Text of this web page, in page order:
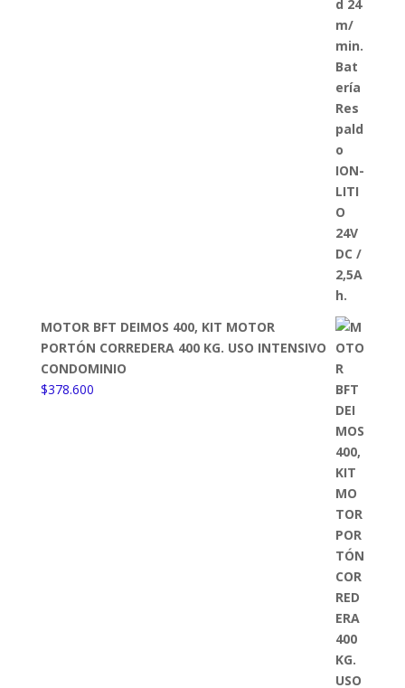
MOTOR BFT DEIMOS 400, KIT MOTOR
PORTÓN CORREDERA 400 KG. USO INTENSIVO
CONDOMINIO
$378.600